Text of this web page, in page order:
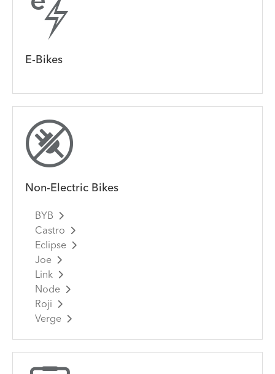
E-Bikes
Non-Electric Bikes
BYB
Castro
Eclipse
Joe
Link
Node
Roji
Verge